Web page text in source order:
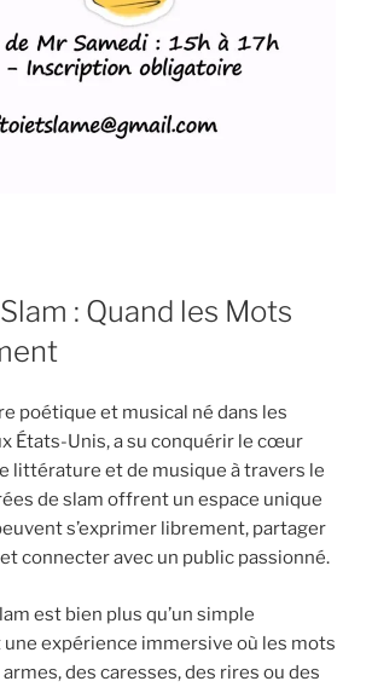
: Quand les Mots
poétique et musical né dans les
États-Unis, a su conquérir le cœur
littérature et de musique à travers le
de slam offrent un espace unique
s’exprimer librement, partager
connecter avec un public passionné.
est bien plus qu’un simple
une expérience immersive où les mots
des caresses, des rires ou des